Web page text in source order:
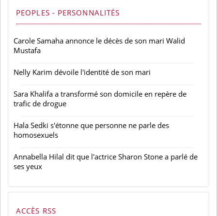
PEOPLES - PERSONNALITÉS
Carole Samaha annonce le décès de son mari Walid
Mustafa
Nelly Karim dévoile l'identité de son mari
Sara Khalifa a transformé son domicile en repère de
trafic de drogue
Hala Sedki s'étonne que personne ne parle des
homosexuels
Annabella Hilal dit que l'actrice Sharon Stone a parlé de
ses yeux
ACCÈS RSS